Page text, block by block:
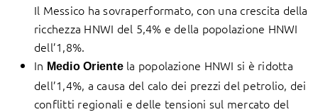
Il Messico ha sovraperformato, con una crescita della
ricchezza HNWI del 5,4% e della popolazione HNWI
dell’1,8%.
In Medio Oriente la popolazione HNWI si è ridotta
dell’1,4%, a causa del calo dei prezzi del petrolio, dei
conflitti regionali e delle tensioni sul mercato del